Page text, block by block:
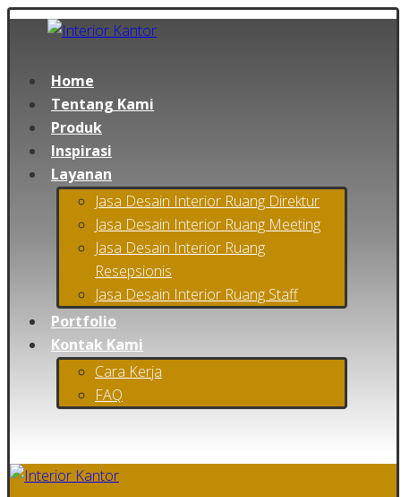
Home
Tentang Kami
Produk
Inspirasi
Layanan
Jasa Desain Interior Ruang Direktur
Jasa Desain Interior Ruang Meeting
Jasa Desain Interior Ruang
Resepsionis
Jasa Desain Interior Ruang Staff
Portfolio
Kontak Kami
Cara Kerja
FAQ